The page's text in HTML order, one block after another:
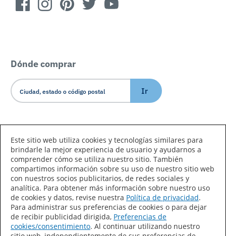
Dónde comprar
Ir
Declaración de accesibilidad
Mapa del sitio
Términos de uso
Privacidad
Este sitio web utiliza cookies y tecnologías similares para
brindarle la mejor experiencia de usuario y ayudarnos a
comprender cómo se utiliza nuestro sitio. También
compartimos información sobre su uso de nuestro sitio web
con nuestros socios publicitarios, de redes sociales y
analítica. Para obtener más información sobre nuestro uso
de cookies y datos, revise nuestra Política de privacidad.
Para administrar sus preferencias de cookies o para dejar
de recibir publicidad dirigida, Preferencias de
cookies/consentimiento. Al continuar utilizando nuestro